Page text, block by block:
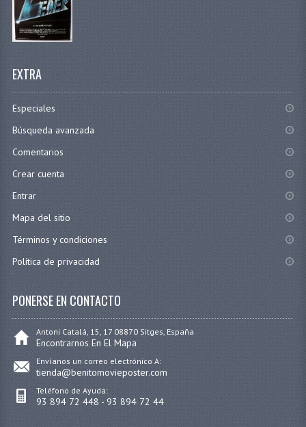
EXTRA
Especiales
Búsqueda avanzada
Comentarios
Crear cuenta
Entrar
Mapa del sitio
Términos y condiciones
Política de privacidad
PONERSE EN CONTACTO
Antoni Catalá, 15, 17 08870 Sitges, España
Encontrarnos En El Mapa
Envíanos un correo electrónico A:
tienda@benitomovieposter.com
Teléfono de Ayuda:
93 894 72 448 - 93 894 72 44